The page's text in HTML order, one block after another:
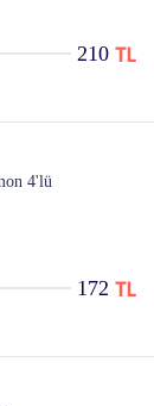
210
4'lü
172